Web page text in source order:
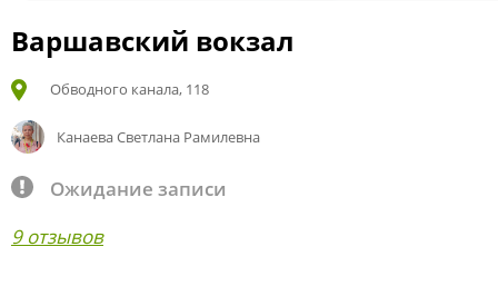
Варшавский вокзал
Обводного канала, 118
Канаева Светлана Рамилевна
Ожидание записи
9 отзывов